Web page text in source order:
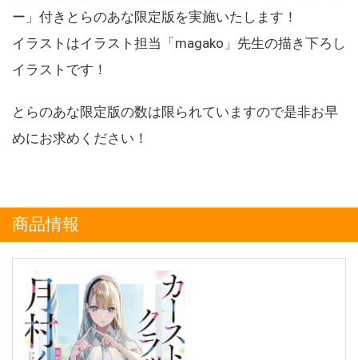
ー」付きとらのあな限定版を実施いたします！
イラストはイラスト担当「magako」先生の描き下ろし
イラストです！
とらのあな限定版の数は限られていますので是非お早
めにお求めください！
商品情報